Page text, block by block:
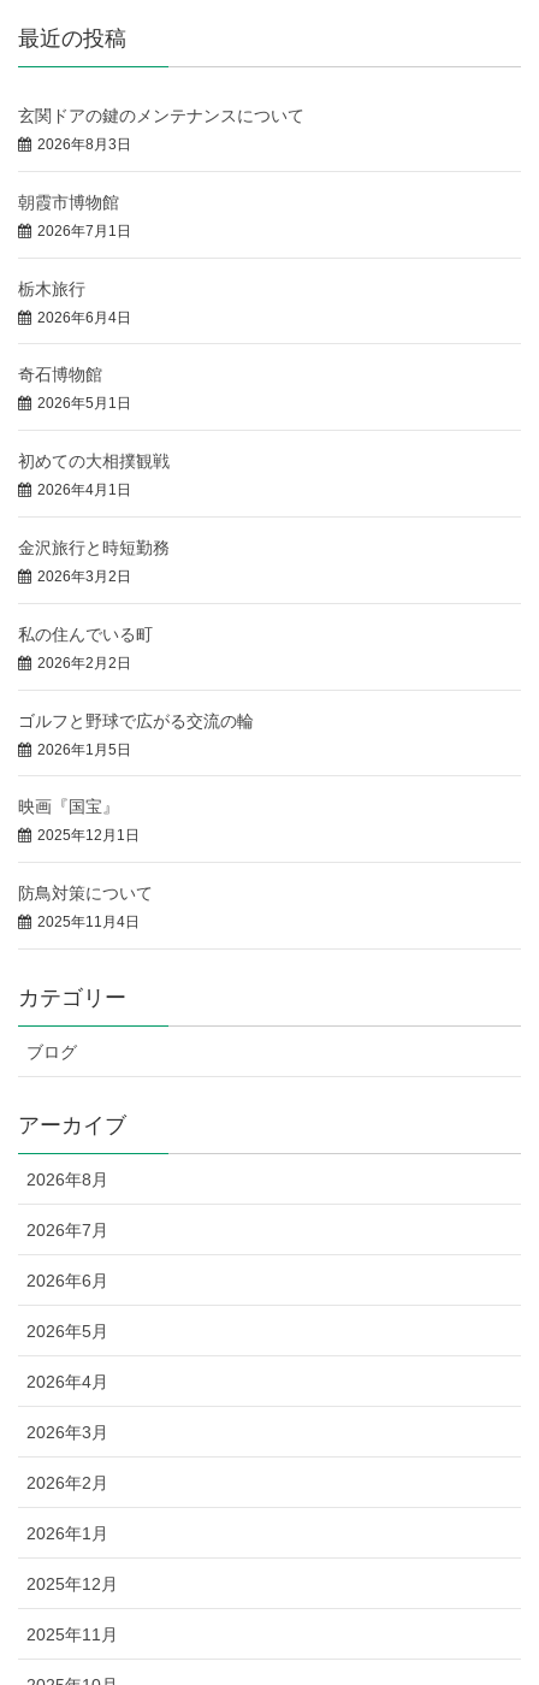
最近の投稿
玄関ドアの鍵のメンテナンスについて
2026年8月3日
朝霞市博物館
2026年7月1日
栃木旅行
2026年6月4日
奇石博物館
2026年5月1日
初めての大相撲観戦
2026年4月1日
金沢旅行と時短勤務
2026年3月2日
私の住んでいる町
2026年2月2日
ゴルフと野球で広がる交流の輪
2026年1月5日
映画『国宝』
2025年12月1日
防鳥対策について
2025年11月4日
カテゴリー
ブログ
アーカイブ
2026年8月
2026年7月
2026年6月
2026年5月
2026年4月
2026年3月
2026年2月
2026年1月
2025年12月
2025年11月